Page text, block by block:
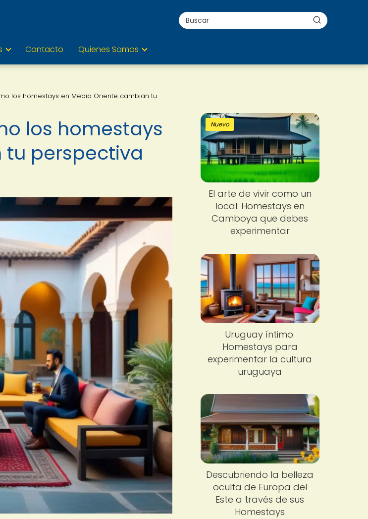
Contacto Quienes Somos
los homestays en Medio Oriente cambian tu
los homestays
tu perspectiva
Nuevo
El arte de vivir como un
local: Homestays en
Camboya que debes
experimentar
Uruguay íntimo:
Homestays para
experimentar la cultura
uruguaya
Descubriendo la belleza
oculta de Europa del
Este a través de sus
Homestays